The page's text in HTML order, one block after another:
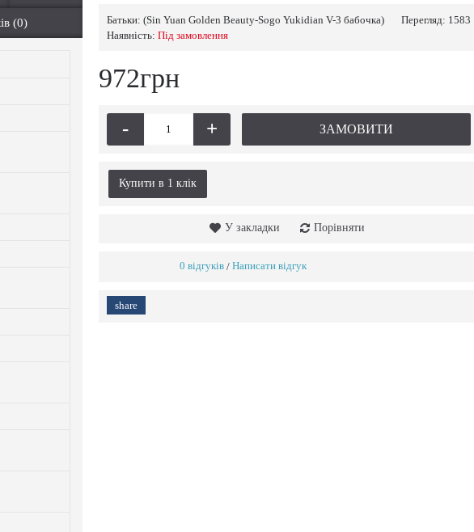
(0) Перегляд: 1583
Батьки: (Sin Yuan Golden Beauty-Sogo Yukidian V-3 бабочка)
Наявність: Пiд замовлення
972грн
- + ЗАМОВИТИ
Купити в 1 клiк
У закладки Порівняти
0 відгуків / Написати відгук
share